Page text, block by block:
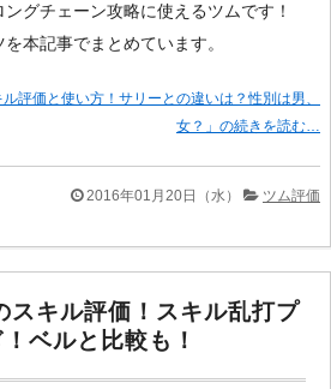
グチェーン攻略に使えるツムです！
本記事でまとめています。
ル評価と使い方！サリーとの違いは？性別は男、
女？」の続きを読む…
2016年01月20日（水） ツム評価
スキル評価！スキル乱打プ
ベルと比較も！